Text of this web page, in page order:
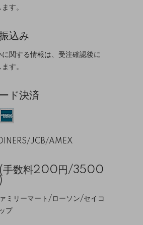
す。
込み
関する情報は、受注確認後に
す。
ド決済
JCB/AMEX
(手数料200円/3500
ミリーマート/ローソン/セイコ
プ